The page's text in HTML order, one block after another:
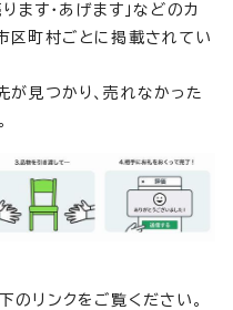
ます・あげます」などのカ
区町村ごとに掲載されてい
が見つかり、売れなかった
のリンクをご覧ください。